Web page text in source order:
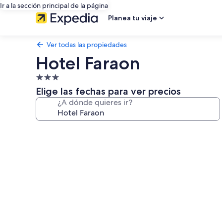
Ir a la sección principal de la página
Planea tu viaje
Ver todas las propiedades
Hotel Faraon
Propiedad
de
3.0
estrellas
Elige las fechas para ver precios
¿A dónde quieres ir?